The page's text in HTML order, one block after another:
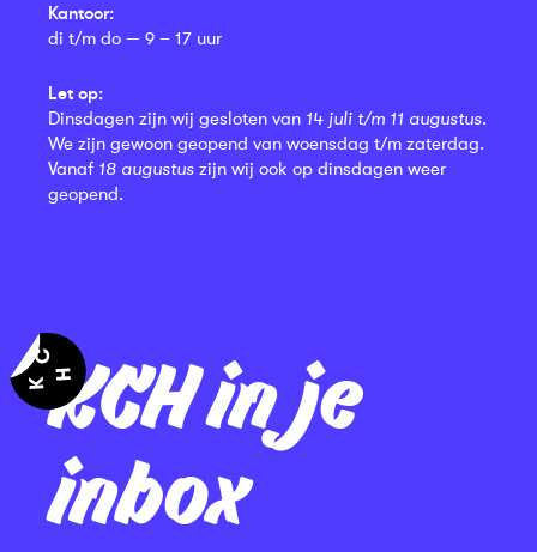
KCH in je
inbox
Kantoor:
di t/m do — 9 – 17 uur
Let op:
Dinsdagen zijn wij gesloten van 14 juli t/m 11 augustus.
We zijn gewoon geopend van woensdag t/m zaterdag.
Vanaf 18 augustus zijn wij ook op dinsdagen weer
geopend.